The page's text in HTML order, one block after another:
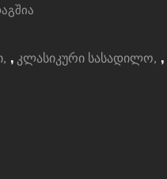
, კლასიკური სასადილო ,